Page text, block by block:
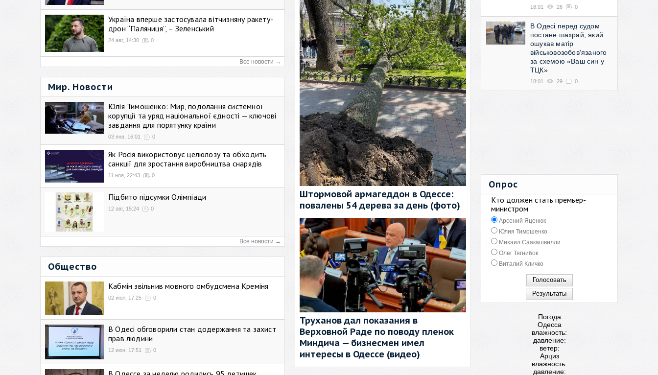
Україна вперше застосувала вітчизняну ракету-
дрон “Паляниця”, – Зеленський
24 авг, 14:30 0
Все новости →
Мир. Новости
Юлія Тимошенко: Мир, подолання системної
корупції та уряд національної єдності — ключові
завдання для порятунку країни
03 янв, 16:01 0
Як Росія використовує целюлозу та обходить
санкції для зростання виробництва снарядів
11 ноя, 22:43 0
Підбито підсумки Олімпіади
12 авг, 15:24 0
Все новости →
Общество
Кабмін звільнив мовного омбудсмена Креміня
02 июл, 17:25 0
В Одесі обговорили стан додержання та захист
прав людини
12 июн, 17:51 0
Штормовой армагеддон в Одессе:
повалены 54 дерева за день (фото)
Труханов дал показания в
Верховной Раде по поводу пленок
Миндича — бизнесмен имел
интересы в Одессе (видео)
18:01 26 0
В Одесі перед судом
постане шахрай, який
ошукав матір
військовозобов'язаного
за схемою «Ваш син у
ТЦК»
18:01 29 0
Опрос
Кто должен стать премьер-
министром
Арсений Яценюк
Юлия Тимошенко
Михаил Саакашвилли
Олег Тягнибок
Виталий Кличко
Погода
Одесса
влажность:
давление:
ветер:
Арциз
влажность:
давление: